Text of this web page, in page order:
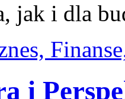
jak i dla
i